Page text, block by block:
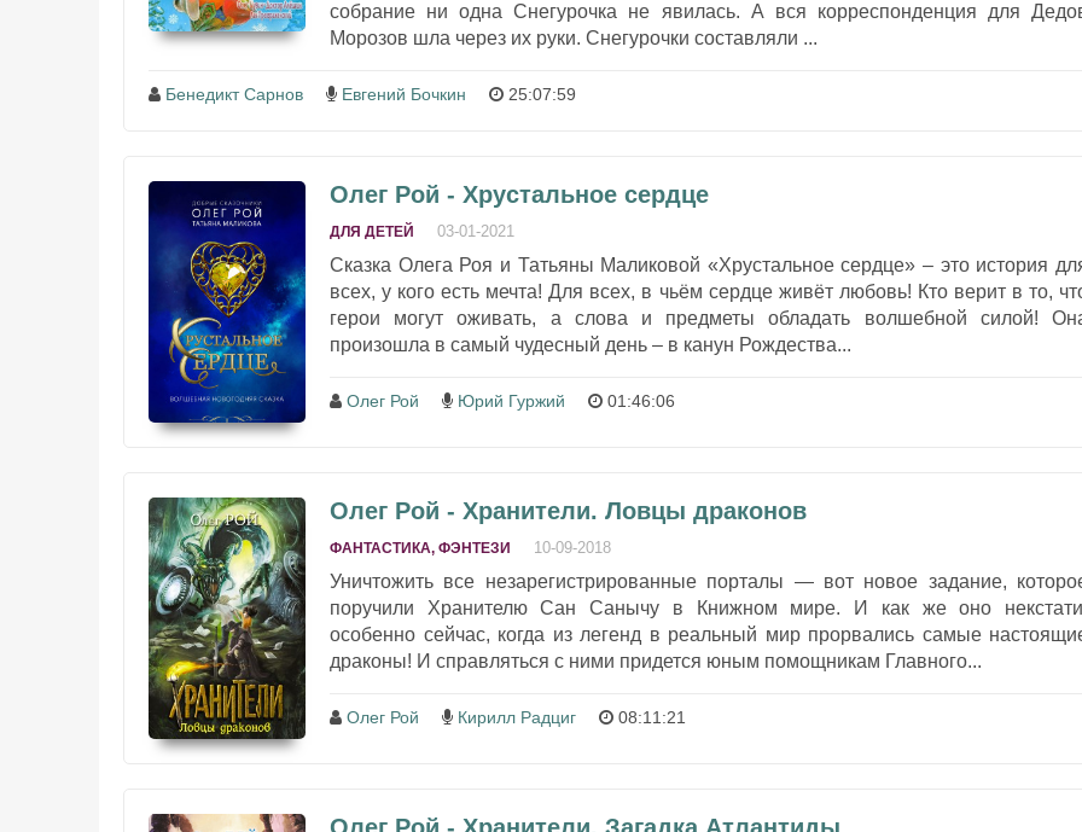
собрание ни одна Снегурочка не явилась. А вся корреспонденция для
Морозов шла через их руки. Снегурочки составляли ...
Бенедикт Сарнов Евгений Бочкин 25:07:59
Олег Рой - Хрустальное сердце
ДЛЯ ДЕТЕЙ 03-01-2021
Сказка Олега Роя и Татьяны Маликовой «Хрустальное сердце» – это история
всех, у кого есть мечта! Для всех, в чьём сердце живёт любовь! Кто верит в то,
герои могут оживать, а слова и предметы обладать волшебной силой!
произошла в самый чудесный день – в канун Рождества...
Олег Рой Юрий Гуржий 01:46:06
Олег Рой - Хранители. Ловцы драконов
ФАНТАСТИКА, ФЭНТЕЗИ 10-09-2018
Уничтожить все незарегистрированные порталы — вот новое задание,
поручили Хранителю Сан Санычу в Книжном мире. И как же оно
особенно сейчас, когда из легенд в реальный мир прорвались самые
драконы! И справляться с ними придется юным помощникам Главного...
Олег Рой Кирилл Радциг 08:11:21